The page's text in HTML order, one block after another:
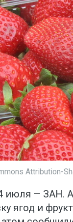
Attribution-
июля — ЗАН.
ягод и